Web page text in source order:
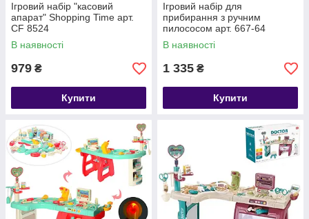
Ігровий набір "касовий
апарат" Shopping Time арт.
CF 8524
В наявності
979 ₴
Купити
Ігровий набір для
прибирання з ручним
пилососом арт. 667-64
В наявності
1 335 ₴
Купити